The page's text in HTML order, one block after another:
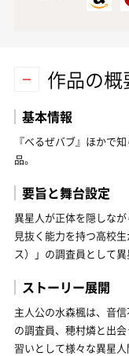
作品の概
基本情報
『べるぜバブ』ほかで
品。
要旨と舞台設定
異星人が正体を隠しな
見抜く能力を持つ高校
ス）」の調査員として
ストーリー展開
主人公の水森楓は、音
の調査員、穂村燐と出
習いとして様々な異星